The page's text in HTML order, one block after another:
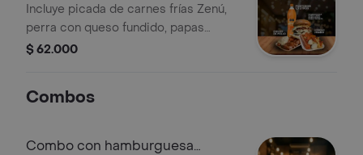
Incluye picada de carnes frías Zenú,
perra con queso fundido, papas
especiales, hamburguesa con queso
$ 62.000
Combos
Combo con hamburguesa